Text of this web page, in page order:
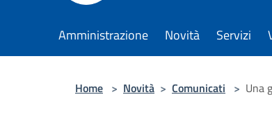
Amministrazione Novità Servizi
Home > Novità > Comunicati > Una